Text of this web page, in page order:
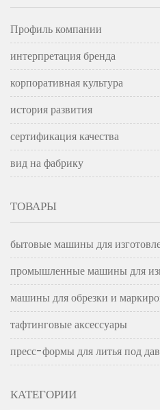
Профиль компании
интерпретация бренда
корпоративная культура
история развития
сертификация качества
вид на фабрику
ТОВАРЫ
бытовые машины для
промышленные машины для
машины для обрезки и
тафтинговые аксессуары
пресс-формы для литья под
КАТЕГОРИИ